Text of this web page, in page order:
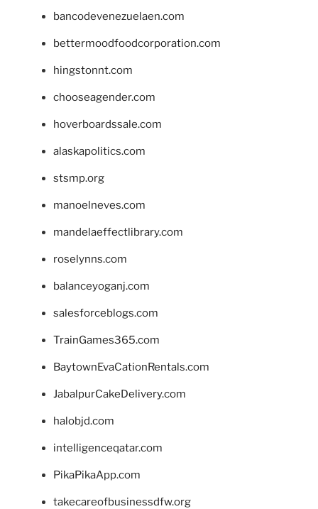
bancodevenezuelaen.com
bettermoodfoodcorporation.com
hingstonnt.com
chooseagender.com
hoverboardssale.com
alaskapolitics.com
stsmp.org
manoelneves.com
mandelaeffectlibrary.com
roselynns.com
balanceyoganj.com
salesforceblogs.com
TrainGames365.com
BaytownEvaCationRentals.com
JabalpurCakeDelivery.com
halobjd.com
intelligenceqatar.com
PikaPikaApp.com
takecareofbusinessdfw.org